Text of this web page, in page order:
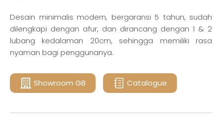
Desain minimalis modern, bergaransi 5 tahun, sudah
dilengkapi dengan afur, dan dirancang dengan 1 & 2
lubang kedalaman 20cm, sehingga memiliki rasa
nyaman bagi penggunanya.
Showroom GB Catalogue